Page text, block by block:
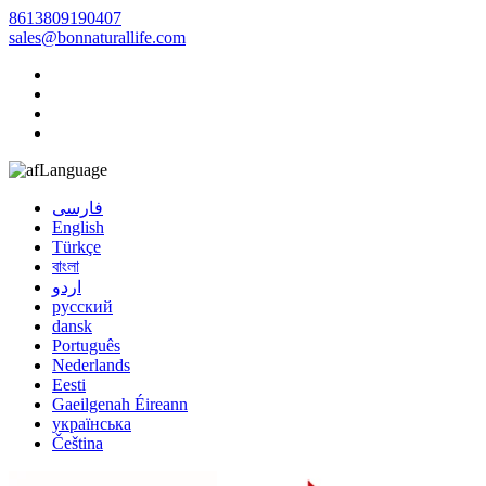
8613809190407
sales@bonnaturallife.com
Language
فارسی
English
Türkçe
বাংলা
اردو
русский
dansk
Português
Nederlands
Eesti
Gaeilgenah Éireann
українська
Čeština